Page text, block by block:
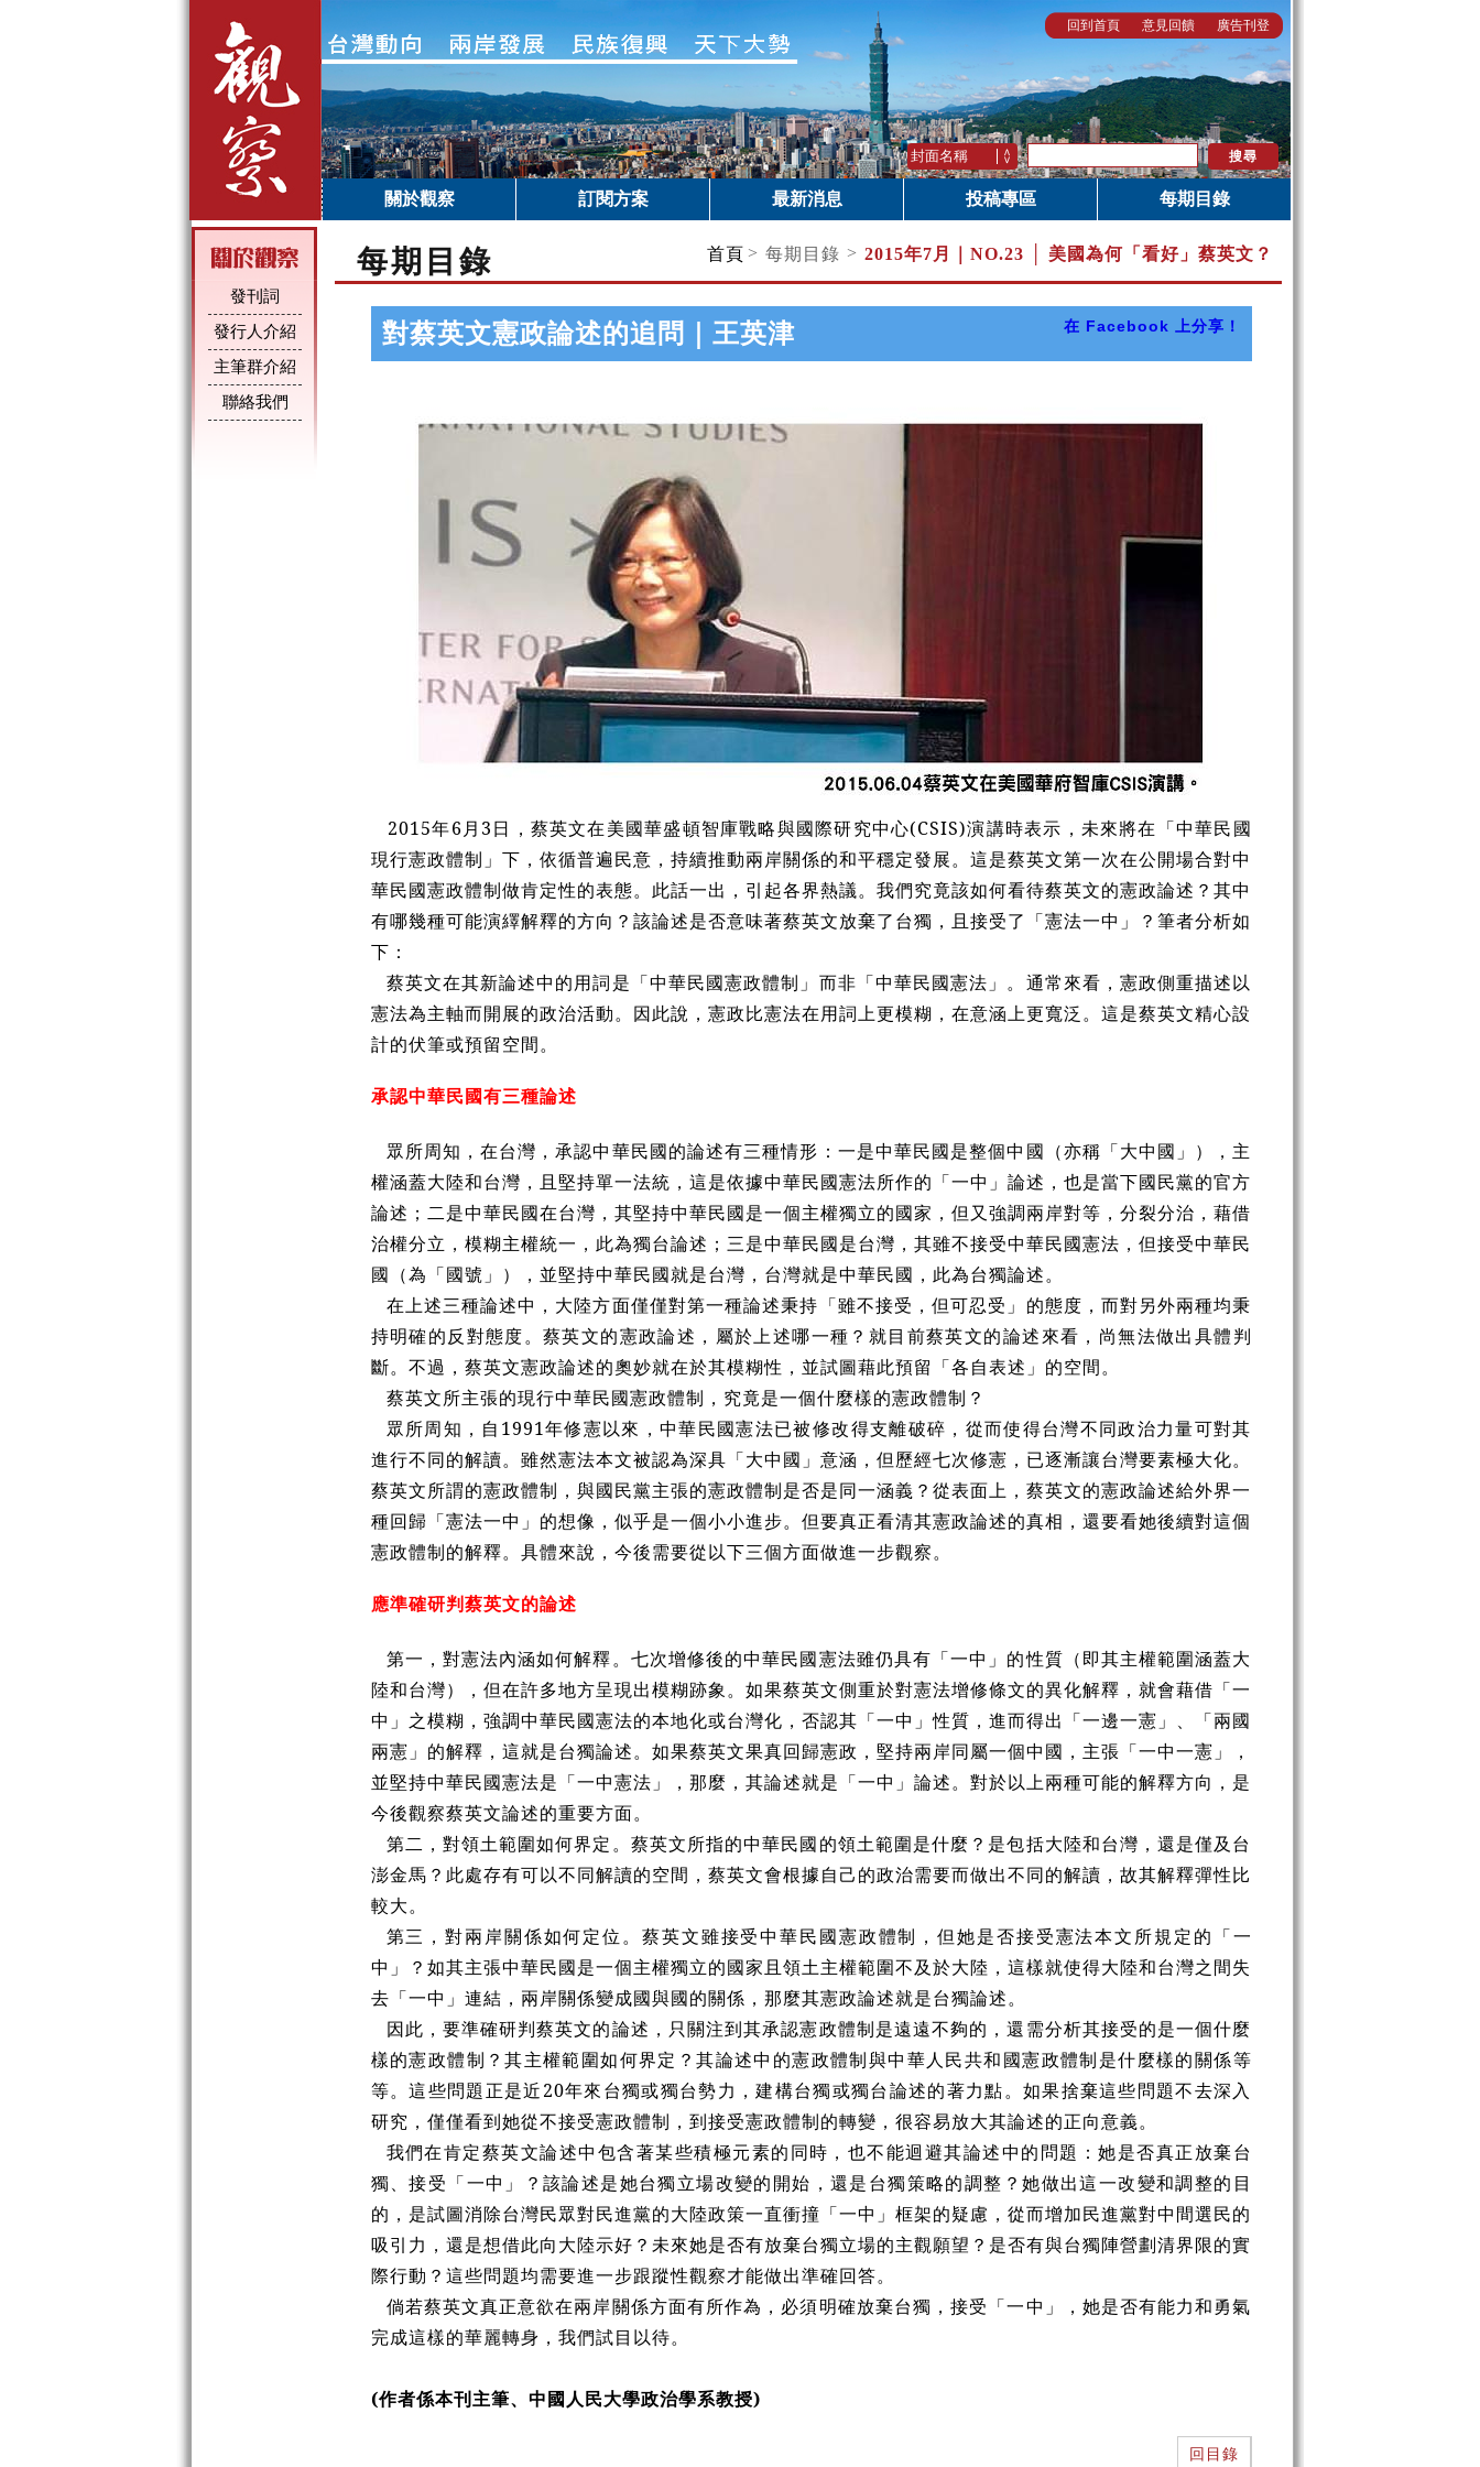
回到首頁 意見回饋 廣告刊登
關於觀察 訂閱方案 最新消息 投稿專區 每期目錄
發刊詞
發行人介紹
主筆群介紹
聯絡我們
每期目錄 首頁 > 每期目錄 > 2015年7月｜ NO.23 │ 美國為何「看好」蔡英文？
對蔡英文憲政論述的追問｜王英津 在 Facebook 上分享！
2015年6月3日，蔡英文在美國華盛頓智庫戰略與國際研究中心(CSIS)演講時表示，未來將在「中華民國
現行憲政體制」下，依循普遍民意，持續推動兩岸關係的和平穩定發展。這是蔡英文第一次在公開場合對中
華民國憲政體制做肯定性的表態。此話一出，引起各界熱議。我們究竟該如何看待蔡英文的憲政論述？其中
有哪幾種可能演繹解釋的方向？該論述是否意味著蔡英文放棄了台獨，且接受了「憲法一中」？筆者分析如
下：
蔡英文在其新論述中的用詞是「中華民國憲政體制」而非「中華民國憲法」。通常來看，憲政側重描述以
憲法為主軸而開展的政治活動。因此說，憲政比憲法在用詞上更模糊，在意涵上更寬泛。這是蔡英文精心設
計的伏筆或預留空間。
承認中華民國有三種論述
眾所周知，在台灣，承認中華民國的論述有三種情形：一是中華民國是整個中國（亦稱「大中國」），主
權涵蓋大陸和台灣，且堅持單一法統，這是依據中華民國憲法所作的「一中」論述，也是當下國民黨的官方
論述；二是中華民國在台灣，其堅持中華民國是一個主權獨立的國家，但又強調兩岸對等，分裂分治，藉借
治權分立，模糊主權統一，此為獨台論述；三是中華民國是台灣，其雖不接受中華民國憲法，但接受中華民
國（為「國號」），並堅持中華民國就是台灣，台灣就是中華民國，此為台獨論述。
在上述三種論述中，大陸方面僅僅對第一種論述秉持「雖不接受，但可忍受」的態度，而對另外兩種均秉
持明確的反對態度。蔡英文的憲政論述，屬於上述哪一種？就目前蔡英文的論述來看，尚無法做出具體判
斷。不過，蔡英文憲政論述的奧妙就在於其模糊性，並試圖藉此預留「各自表述」的空間。
蔡英文所主張的現行中華民國憲政體制，究竟是一個什麼樣的憲政體制？
眾所周知，自1991年修憲以來，中華民國憲法已被修改得支離破碎，從而使得台灣不同政治力量可對其
進行不同的解讀。雖然憲法本文被認為深具「大中國」意涵，但歷經七次修憲，已逐漸讓台灣要素極大化。
蔡英文所謂的憲政體制，與國民黨主張的憲政體制是否是同一涵義？從表面上，蔡英文的憲政論述給外界一
種回歸「憲法一中」的想像，似乎是一個小小進步。但要真正看清其憲政論述的真相，還要看她後續對這個
憲政體制的解釋。具體來說，今後需要從以下三個方面做進一步觀察。
應準確研判蔡英文的論述
第一，對憲法內涵如何解釋。七次增修後的中華民國憲法雖仍具有「一中」的性質（即其主權範圍涵蓋大
陸和台灣），但在許多地方呈現出模糊跡象。如果蔡英文側重於對憲法增修條文的異化解釋，就會藉借「一
中」之模糊，強調中華民國憲法的本地化或台灣化，否認其「一中」性質，進而得出「一邊一憲」、「兩國
兩憲」的解釋，這就是台獨論述。如果蔡英文果真回歸憲政，堅持兩岸同屬一個中國，主張「一中一憲」，
並堅持中華民國憲法是「一中憲法」，那麼，其論述就是「一中」論述。對於以上兩種可能的解釋方向，是
今後觀察蔡英文論述的重要方面。
第二，對領土範圍如何界定。蔡英文所指的中華民國的領土範圍是什麼？是包括大陸和台灣，還是僅及台
澎金馬？此處存有可以不同解讀的空間，蔡英文會根據自己的政治需要而做出不同的解讀，故其解釋彈性比
較大。
第三，對兩岸關係如何定位。蔡英文雖接受中華民國憲政體制，但她是否接受憲法本文所規定的「一
中」？如其主張中華民國是一個主權獨立的國家且領土主權範圍不及於大陸，這樣就使得大陸和台灣之間失
去「一中」連結，兩岸關係變成國與國的關係，那麼其憲政論述就是台獨論述。
因此，要準確研判蔡英文的論述，只關注到其承認憲政體制是遠遠不夠的，還需分析其接受的是一個什麼
樣的憲政體制？其主權範圍如何界定？其論述中的憲政體制與中華人民共和國憲政體制是什麼樣的關係等
等。這些問題正是近20年來台獨或獨台勢力，建構台獨或獨台論述的著力點。如果捨棄這些問題不去深入
研究，僅僅看到她從不接受憲政體制，到接受憲政體制的轉變，很容易放大其論述的正向意義。
我們在肯定蔡英文論述中包含著某些積極元素的同時，也不能迴避其論述中的問題：她是否真正放棄台
獨、接受「一中」？該論述是她台獨立場改變的開始，還是台獨策略的調整？她做出這一改變和調整的目
的，是試圖消除台灣民眾對民進黨的大陸政策一直衝撞「一中」框架的疑慮，從而增加民進黨對中間選民的
吸引力，還是想借此向大陸示好？未來她是否有放棄台獨立場的主觀願望？是否有與台獨陣營劃清界限的實
際行動？這些問題均需要進一步跟蹤性觀察才能做出準確回答。
倘若蔡英文真正意欲在兩岸關係方面有所作為，必須明確放棄台獨，接受「一中」，她是否有能力和勇氣
完成這樣的華麗轉身，我們試目以待。
(作者係本刊主筆、中國人民大學政治學系教授)
回目錄